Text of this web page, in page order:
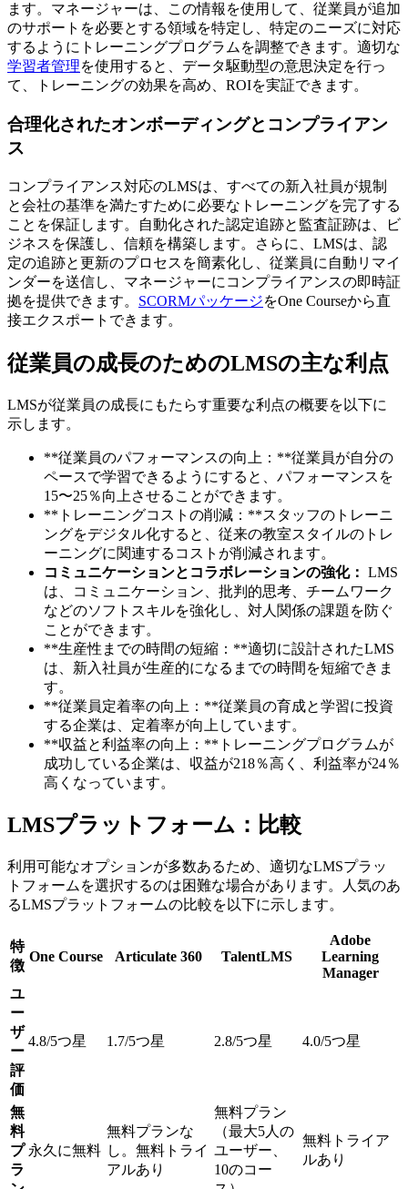
ます。マネージャーは、この情報を使用して、従業員が追加
のサポートを必要とする領域を特定し、特定のニーズに対応
するようにトレーニングプログラムを調整できます。適切な
学習者管理を使用すると、データ駆動型の意思決定を行っ
て、トレーニングの効果を高め、ROIを実証できます。
合理化されたオンボーディングとコンプライアン
ス
コンプライアンス対応のLMSは、すべての新入社員が規制
と会社の基準を満たすために必要なトレーニングを完了する
ことを保証します。自動化された認定追跡と監査証跡は、ビ
ジネスを保護し、信頼を構築します。さらに、LMSは、認
定の追跡と更新のプロセスを簡素化し、従業員に自動リマイ
ンダーを送信し、マネージャーにコンプライアンスの即時証
拠を提供できます。 SCORMパッケージをOne Courseから直
接エクスポートできます。
従業員の成長のためのLMSの主な利点
LMSが従業員の成長にもたらす重要な利点の概要を以下に
示します。
**従業員のパフォーマンスの向上：**従業員が自分の
ペースで学習できるようにすると、パフォーマンスを
15〜25％向上させることができます。
**トレーニングコストの削減：**スタッフのトレーニ
ングをデジタル化すると、従来の教室スタイルのトレ
ーニングに関連するコストが削減されます。
コミュニケーションとコラボレーションの強化： LMS
は、コミュニケーション、批判的思考、チームワーク
などのソフトスキルを強化し、対人関係の課題を防ぐ
ことができます。
**生産性までの時間の短縮：**適切に設計されたLMS
は、新入社員が生産的になるまでの時間を短縮できま
す。
**従業員定着率の向上：**従業員の育成と学習に投資
する企業は、定着率が向上しています。
**収益と利益率の向上：**トレーニングプログラムが
成功している企業は、収益が218％高く、利益率が24％
高くなっています。
LMSプラットフォーム：比較
利用可能なオプションが多数あるため、適切なLMSプラッ
トフォームを選択するのは困難な場合があります。人気のあ
るLMSプラットフォームの比較を以下に示します。
特
徴
One Course Articulate 360 TalentLMS
Adobe
Learning
Manager
ユ
ー
ザ
ー
評
価
4.8/5つ星 1.7/5つ星 2.8/5つ星 4.0/5つ星
無
料
プ
ラ
永久に無料
無料プランな
し。無料トライ
アルあり
無料プラン
（最大5人の
ユーザー、
10のコー
無料トライア
ルあり